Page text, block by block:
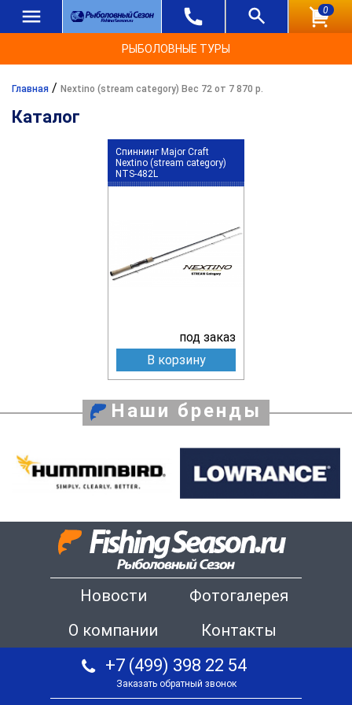
0
РЫБОЛОВНЫЕ ТУРЫ
Главная / Nextino (stream category) Вес 72 от 7 870 р.
Каталог
Спиннинг Major Craft
Nextino (stream category)
NTS-482L
под заказ
В корзину
Наши бренды
Новости
Фотогалерея
О компании
Контакты
+7 (499) 398 22 54
Заказать обратный звонок